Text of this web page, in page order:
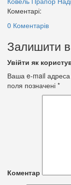
Коментарі:
0 Коментарів
Залишити
Увійти як
Ваша e-mail
поля позначені *
Коментар